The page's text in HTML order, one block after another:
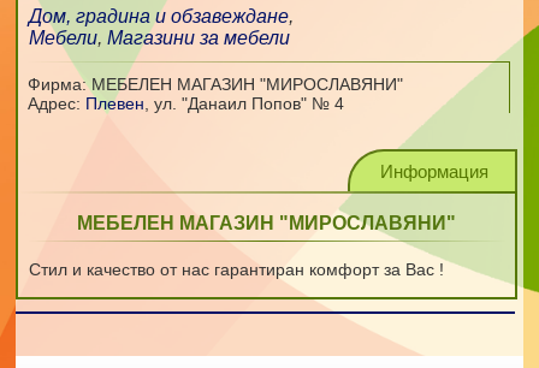
Дом, градина и обзавеждане,
Мебели, Магазини за мебели
Фирма: МЕБЕЛЕН МАГАЗИН "МИРОСЛАВЯНИ"
Адрес: Плевен ул. "Данаил Попов" № 4
Информация
МЕБЕЛЕН МАГАЗИН "МИРОСЛАВЯНИ"
Стил и качество от нас гарантиран комфорт за Вас !